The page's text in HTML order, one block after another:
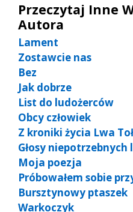
Przeczytaj Inne
Autora
Lament
Zostawcie nas
Bez
Jak dobrze
List do ludożerców
Obcy człowiek
Z kroniki życia Lwa
Głosy niepotrzebnych
Moja poezja
Próbowałem sobie
Bursztynowy ptaszek
Warkoczyk